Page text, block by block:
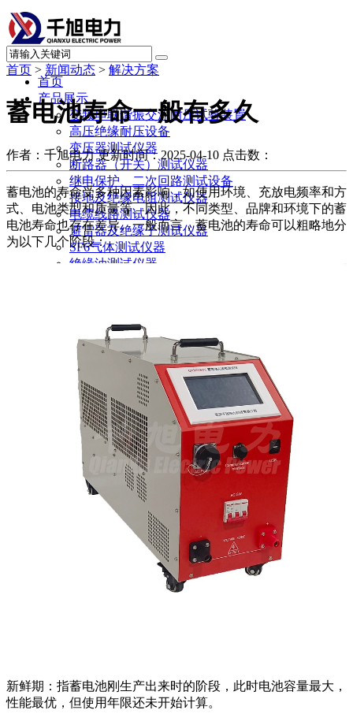
首页
产品展示
变频串联谐振交流耐压试验装置
高压绝缘耐压设备
变压器测试仪器
断路器（开关）测试仪器
继电保护、二次回路测试设备
接地及绝缘电阻测试仪器
电缆线路测试仪器
避雷器及绝缘子测试仪器
SF6气体测试仪器
绝缘油测试仪器
承试升资质试验设备
其他
新闻动态
公司动态
行业资讯
解决方案
产品案例
指导书
培训方案
详情案例
实用工具
首页 > 新闻动态 > 解决方案
蓄电池寿命一般有多久
作者：千旭电力 更新时间：2025-04-10 点击数：
蓄电池的寿命受多种因素影响，如使用环境、充放电频率和方
式、电池类型和质量等。因此，不同类型、品牌和环境下的蓄
电池寿命也存在差异。一般而言，蓄电池的寿命可以粗略地分
为以下几个阶段：
新鲜期：指蓄电池刚生产出来时的阶段，此时电池容量最大，
性能最优，但使用年限还未开始计算。